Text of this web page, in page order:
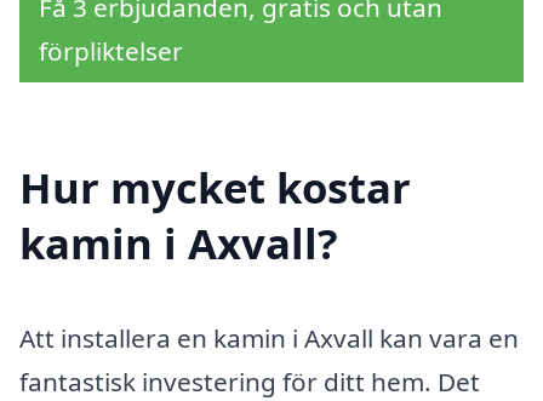
Få 3 erbjudanden, gratis och utan
förpliktelser
Hur mycket kostar
kamin i Axvall?
Att installera en kamin i Axvall kan vara en
fantastisk investering för ditt hem. Det